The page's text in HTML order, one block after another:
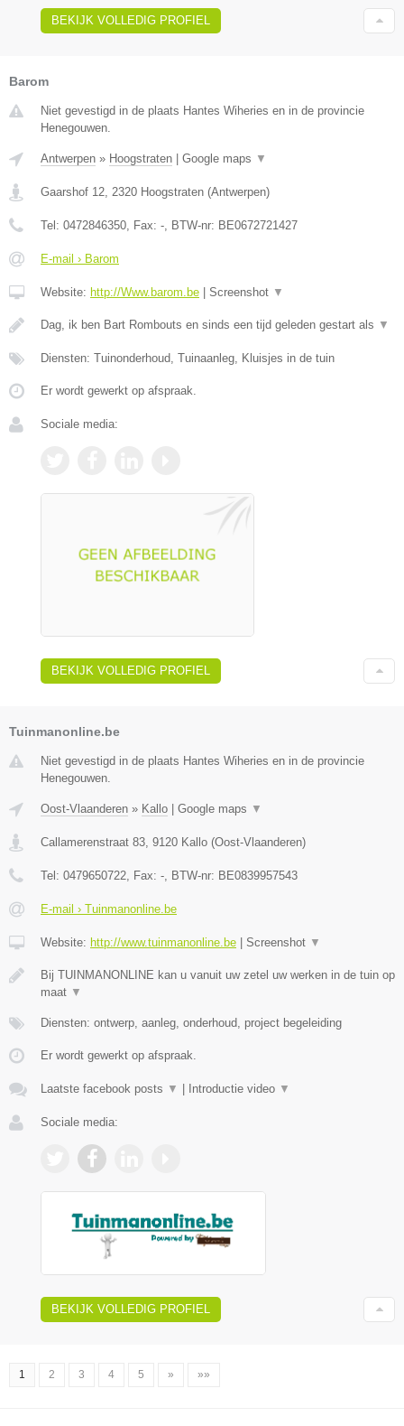
BEKIJK VOLLEDIG PROFIEL
Barom
Niet gevestigd in de plaats Hantes Wiheries en in de provincie
Henegouwen.
Antwerpen » Hoogstraten Google maps ▼
Gaarshof 12, 2320 Hoogstraten (Antwerpen)
Tel: 0472846350, Fax: -, BTW-nr: BE0672721427
E-mail › Barom
Website: http://Www.barom.be Screenshot ▼
Dag, ik ben Bart Rombouts en sinds een tijd geleden gestart als ▼
Diensten: Tuinonderhoud, Tuinaanleg, Kluisjes in de tuin
Er wordt gewerkt op afspraak.
Sociale media:
BEKIJK VOLLEDIG PROFIEL
Tuinmanonline.be
Niet gevestigd in de plaats Hantes Wiheries en in de provincie
Henegouwen.
Oost-Vlaanderen » Kallo Google maps ▼
Callamerenstraat 83 9120 Kallo (Oost-Vlaanderen)
Tel: 0479650722 , Fax: - , BTW-nr: BE0839957543
E-mail › Tuinmanonline.be
Website: http://www.tuinmanonline.be Screenshot ▼
Bij TUINMANONLINE kan u vanuit uw zetel uw werken in de tuin op
maat ▼
Diensten: ontwerp, aanleg, onderhoud, project begeleiding
Er wordt gewerkt op afspraak.
Laatste facebook posts ▼ Introductie video ▼
Sociale media:
BEKIJK VOLLEDIG PROFIEL
1 2 3 4 5 » »»